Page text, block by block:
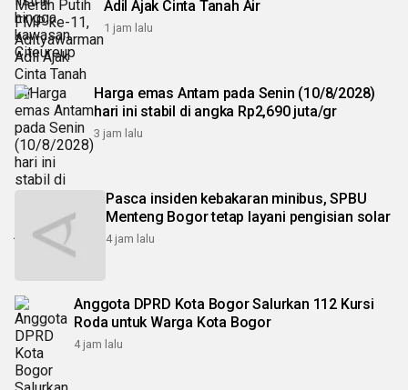
Adil Ajak Cinta Tanah Air
1 jam lalu
Harga emas Antam pada Senin (10/8/2028)
hari ini stabil di angka Rp2,690 juta/gr
3 jam lalu
Pasca insiden kebakaran minibus, SPBU
Menteng Bogor tetap layani pengisian solar
4 jam lalu
Anggota DPRD Kota Bogor Salurkan 112 Kursi
Roda untuk Warga Kota Bogor
4 jam lalu